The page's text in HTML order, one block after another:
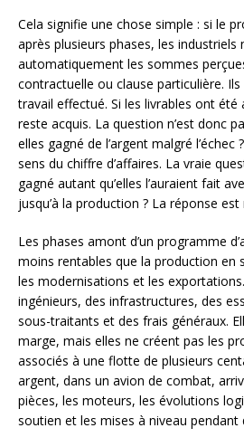
Cela signifie une chose simple : si le
après plusieurs phases, les industriels
automatiquement les sommes
contractuelle ou clause particulière.
travail effectué. Si les livrables ont
reste acquis. La question n’est donc
elles gagné de l’argent malgré
sens du chiffre d’affaires. La vraie
gagné autant qu’elles l’auraient fait
jusqu’à la production ? La réponse est
Les phases amont d’un programme
moins rentables que la production en
les modernisations et les
ingénieurs, des infrastructures, des
sous-traitants et des frais généraux.
marge, mais elles ne créent pas les
associés à une flotte de plusieurs
argent, dans un avion de combat,
pièces, les moteurs, les évolutions
soutien et les mises à niveau pendant